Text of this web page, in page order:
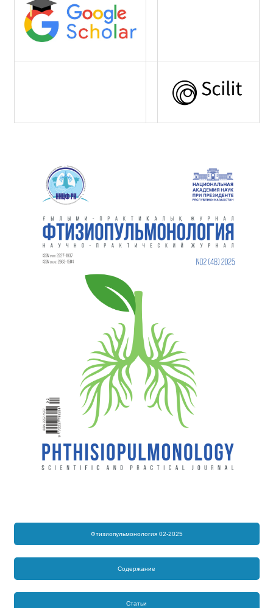
Фтизиопульмонология 02-2025
Содержание
Статьи